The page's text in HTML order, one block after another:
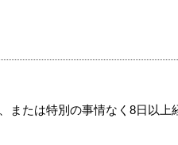
または特別の事情なく8日以上